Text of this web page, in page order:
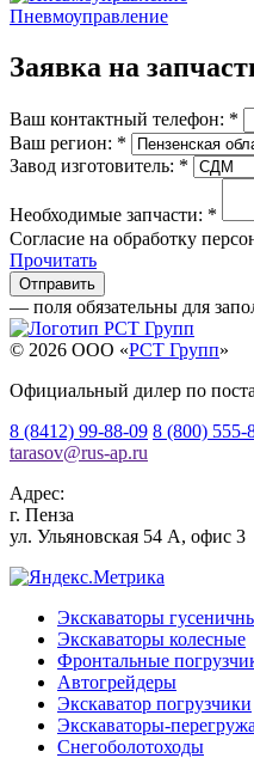
Пневмоуправление
Заявка на
Ваш контактный телефон: *
Ваш регион: *
Завод изготовитель: *
Необходимые запчасти: *
Согласие на обработку
Прочитать
— поля обязательны для
© 2026 OOO «РСТ Групп»
Официальный дилер по
8 (8412) 99-88-09 8 (800) 555-
tarasov@rus-ap.ru
Адрес:
г. Пенза
ул. Ульяновская 54 А, офис 3
Экскаваторы
Экскаваторы колесные
Фронтальные
Автогрейдеры
Экскаватор погрузчики
Экскаваторы-
Снегоболотоходы